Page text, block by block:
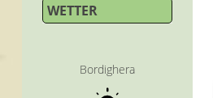
WETTER
Bordighera